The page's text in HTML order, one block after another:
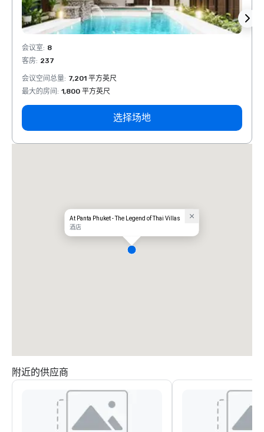
会议室: 8
客房: 237
会议空间总量: 7,201 平方英尺
最大的房间 : 1,800 平方英尺
选择场地
At Panta Phuket - The Legend of Thai Villas
酒店
附近的供应商